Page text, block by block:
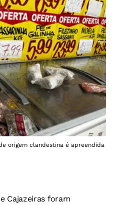
origem clandestina é apreendida
Cajazeiras foram